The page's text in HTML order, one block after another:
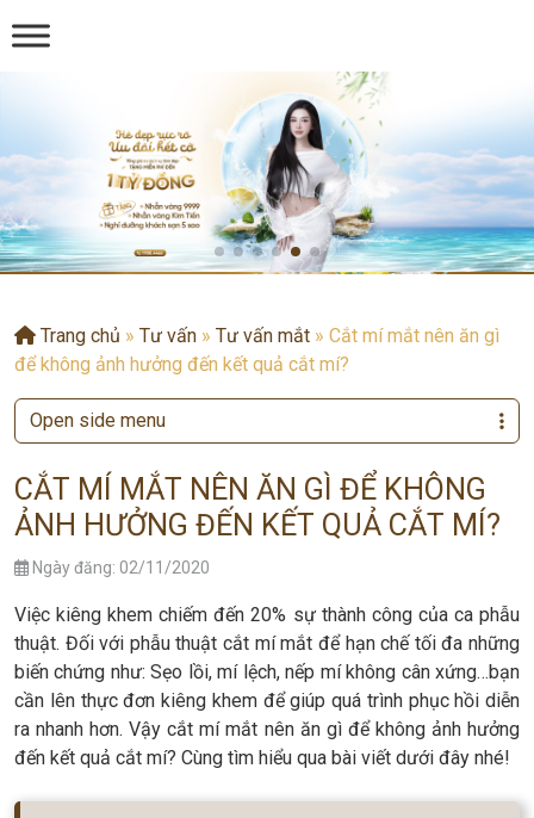
Trang chủ » Tư vấn » Tư vấn mắt » Cắt mí mắt nên ăn gì
để không ảnh hưởng đến kết quả cắt mí?
CẮT MÍ MẮT NÊN ĂN GÌ ĐỂ KHÔNG
ẢNH HƯỞNG ĐẾN KẾT QUẢ CẮT MÍ?
Ngày đăng: 02/11/2020
Việc kiêng khem chiếm đến 20% sự thành công của ca phẫu
thuật. Đối với phẫu thuật cắt mí mắt để hạn chế tối đa những
biến chứng như: Sẹo lồi, mí lệch, nếp mí không cân xứng…bạn
cần lên thực đơn kiêng khem để giúp quá trình phục hồi diễn
ra nhanh hơn. Vậy cắt mí mắt nên ăn gì để không ảnh hưởng
đến kết quả cắt mí? Cùng tìm hiểu qua bài viết dưới đây nhé!
Open side menu